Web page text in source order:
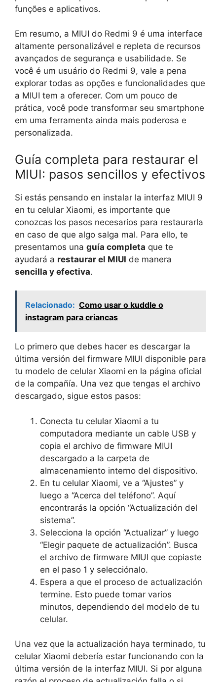
funções e aplicativos.
Em resumo, a MIUI do Redmi 9 é uma interface
altamente personalizável e repleta de recursos
avançados de segurança e usabilidade. Se
você é um usuário do Redmi 9, vale a pena
explorar todas as opções e funcionalidades que
a MIUI tem a oferecer. Com um pouco de
prática, você pode transformar seu smartphone
em uma ferramenta ainda mais poderosa e
personalizada.
Guía completa para restaurar el
MIUI: pasos sencillos y efectivos
Si estás pensando en instalar la interfaz MIUI 9
en tu celular Xiaomi, es importante que
conozcas los pasos necesarios para restaurarla
en caso de que algo salga mal. Para ello, te
presentamos una guía completa que te
ayudará a restaurar el MIUI de manera
sencilla y efectiva.
Relacionado: Como usar o kuddle o
instagram para criancas
Lo primero que debes hacer es descargar la
última versión del firmware MIUI disponible para
tu modelo de celular Xiaomi en la página oficial
de la compañía. Una vez que tengas el archivo
descargado, sigue estos pasos:
Conecta tu celular Xiaomi a tu
computadora mediante un cable USB y
copia el archivo de firmware MIUI
descargado a la carpeta de
almacenamiento interno del dispositivo.
En tu celular Xiaomi, ve a “Ajustes” y
luego a “Acerca del teléfono”. Aquí
encontrarás la opción “Actualización del
sistema”.
Selecciona la opción “Actualizar” y luego
“Elegir paquete de actualización”. Busca
el archivo de firmware MIUI que copiaste
en el paso 1 y selecciónalo.
Espera a que el proceso de actualización
termine. Esto puede tomar varios
minutos, dependiendo del modelo de tu
celular.
Una vez que la actualización haya terminado, tu
celular Xiaomi debería estar funcionando con la
última versión de la interfaz MIUI. Si por alguna